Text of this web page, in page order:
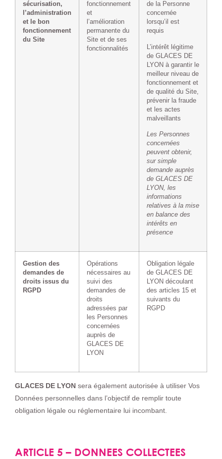
sécurisation,
l’administration
et le bon
fonctionnement
du Site
fonctionnement
et
l’amélioration
permanente du
Site et de ses
fonctionnalités
de la Personne
concernée
lorsqu’il est
requis
L’intérêt légitime
de GLACES DE
LYON à garantir le
meilleur niveau de
fonctionnement et
de qualité du Site,
prévenir la fraude
et les actes
malveillants
Les Personnes
concernées
peuvent obtenir,
sur simple
demande auprès
de GLACES DE
LYON, les
informations
relatives à la mise
en balance des
intérêts en
présence
Gestion des
demandes de
droits issus du
RGPD
Opérations
nécessaires au
suivi des
demandes de
droits
adressées par
les Personnes
concernées
auprès de
GLACES DE
LYON
Obligation légale
de GLACES DE
LYON découlant
des articles 15 et
suivants du
RGPD
GLACES DE LYON sera également autorisée à utiliser Vos
Données personnelles dans l’objectif de remplir toute
obligation légale ou réglementaire lui incombant.
ARTICLE 5 – DONNEES COLLECTEES